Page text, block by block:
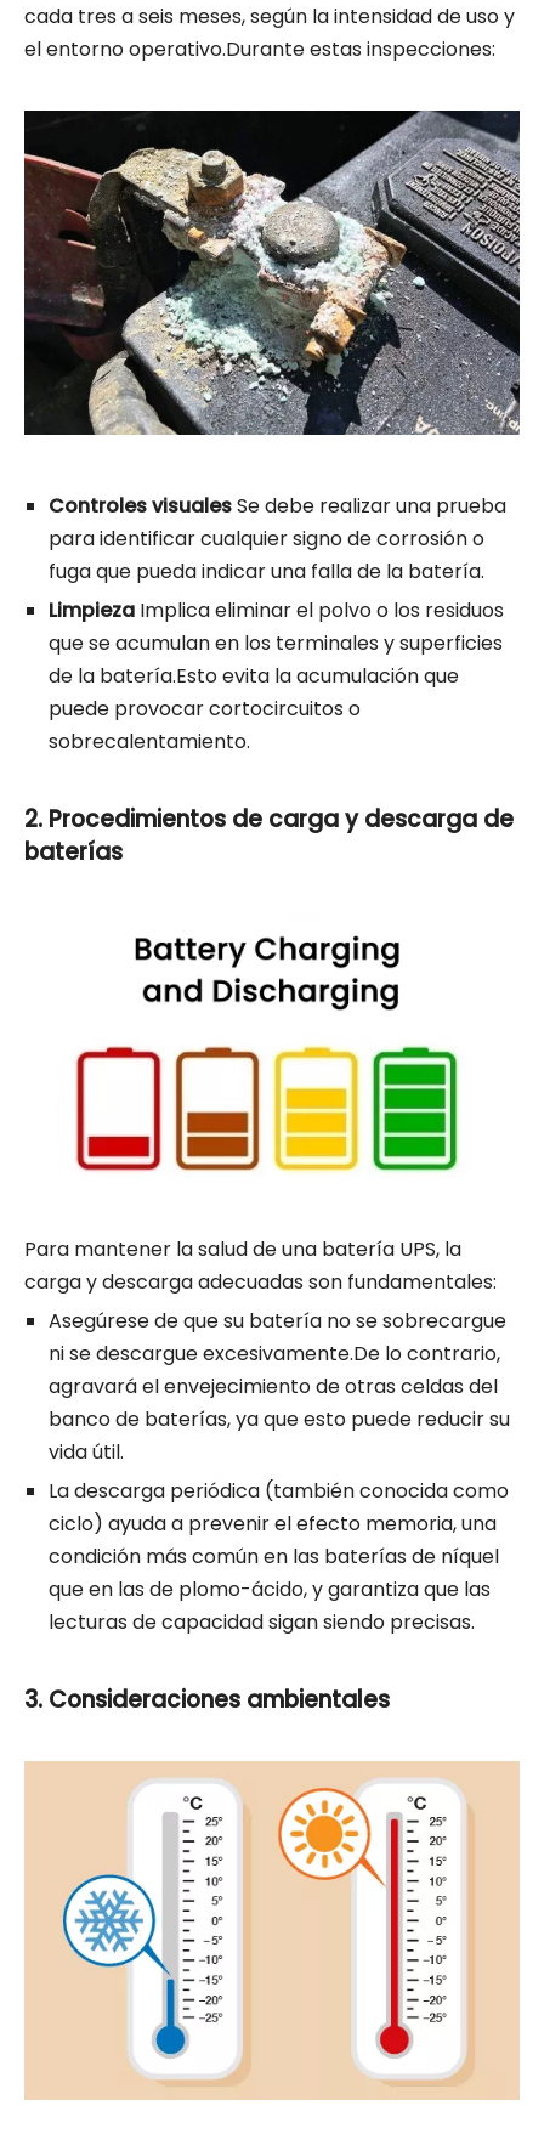
cada tres a seis meses, según la intensidad de uso y
el entorno operativo.Durante estas inspecciones:
Controles visualesSe debe realizar una prueba
para identificar cualquier signo de corrosión o
fuga que pueda indicar una falla de la batería.
Limpieza Implica eliminar el polvo o los residuos
que se acumulan en los terminales y superficies
de la batería.Esto evita la acumulación que
puede provocar cortocircuitos o
sobrecalentamiento.
2. Procedimientos de carga y descarga de
baterías
Para mantener la salud de una batería UPS, la
carga y descarga adecuadas son fundamentales:
Asegúrese de que su batería no se sobrecargue
ni se descargue excesivamente.De lo contrario,
agravará el envejecimiento de otras celdas del
banco de baterías, ya que esto puede reducir su
vida útil.
La descarga periódica (también conocida como
ciclo) ayuda a prevenir el efecto memoria, una
condición más común en las baterías de níquel
que en las de plomo-ácido, y garantiza que las
lecturas de capacidad sigan siendo precisas.
3. Consideraciones ambientales